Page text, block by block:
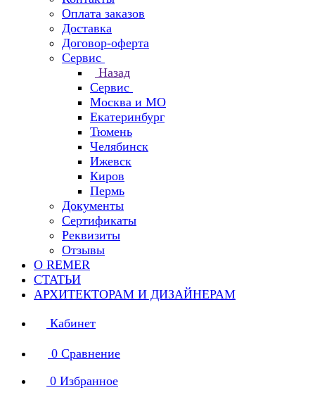
Оплата заказов
Доставка
Договор-оферта
Сервис
Назад
Сервис
Москва и МО
Екатеринбург
Тюмень
Челябинск
Ижевск
Киров
Пермь
Документы
Сертификаты
Реквизиты
Отзывы
О REMER
СТАТЬИ
АРХИТЕКТОРАМ И ДИЗАЙНЕРАМ
Кабинет
0 Сравнение
0 Избранное